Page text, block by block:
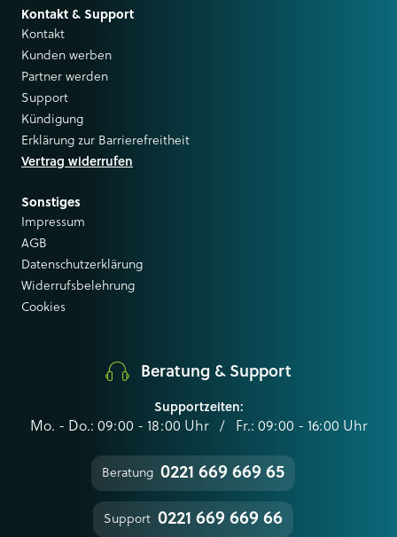
Kontakt & Support
Kontakt
Kunden werben
Partner werden
Support
Kündigung
Erklärung zur Barrierefreitheit
Vertrag widerrufen
Sonstiges
Impressum
AGB
Datenschutzerklärung
Widerrufsbelehrung
Cookies
Beratung & Support
Supportzeiten:
Mo. - Do.: 09:00 - 18:00 Uhr / Fr.: 09:00 - 16:00 Uhr
Beratung 0221 669 669 65
Support 0221 669 669 66